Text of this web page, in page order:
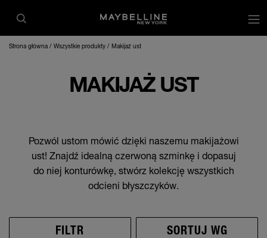
Strona główna Wszystkie produkty Makijaż ust
MAKIJAŻ UST
Pozwól ustom mówić dzięki naszemu makijażowi
ust! Znajdź idealną czerwoną szminkę i dopasuj
do niej konturówkę, stwórz kolekcję wszystkich
odcieni błyszczyków.
FILTR SORTUJ WG